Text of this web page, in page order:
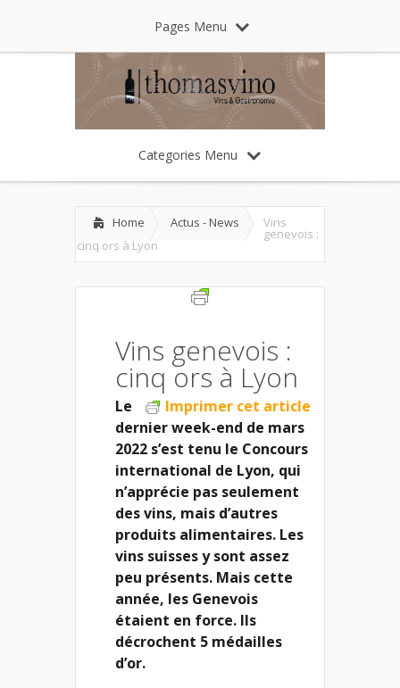
Pages Menu
Categories Menu
Home Actus - News Vins
genevois :
cinq ors à Lyon
Vins genevois :
cinq ors à Lyon
Imprimer cet article
Le
dernier week-end de mars
2022 s’est tenu le Concours
international de Lyon, qui
n’apprécie pas seulement
des vins, mais d’autres
produits alimentaires. Les
vins suisses y sont assez
peu présents. Mais cette
année, les Genevois
étaient en force. Ils
décrochent 5 médailles
d’or.